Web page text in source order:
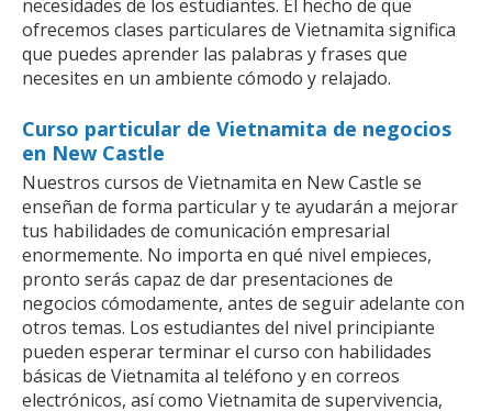
necesidades de los estudiantes. El hecho de que
ofrecemos clases particulares de Vietnamita significa
que puedes aprender las palabras y frases que
necesites en un ambiente cómodo y relajado.
Curso particular de Vietnamita de negocios
en New Castle
Nuestros cursos de Vietnamita en New Castle se
enseñan de forma particular y te ayudarán a mejorar
tus habilidades de comunicación empresarial
enormemente. No importa en qué nivel empieces,
pronto serás capaz de dar presentaciones de
negocios cómodamente, antes de seguir adelante con
otros temas. Los estudiantes del nivel principiante
pueden esperar terminar el curso con habilidades
básicas de Vietnamita al teléfono y en correos
electrónicos, así como Vietnamita de supervivencia,